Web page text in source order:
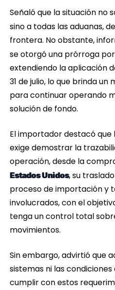
Señaló que la situación no
sino a todas las aduanas,
frontera. No obstante,
se otorgó una prórroga
extendiendo la aplicación
31 de julio, lo que brinda un
para continuar operando
solución de fondo.
El importador destacó que
exige demostrar la
operación, desde la
Estados Unidos, su
proceso de importación y
involucrados, con el
tenga un control total
movimientos.
Sin embargo, advirtió que
sistemas ni las
cumplir con estos